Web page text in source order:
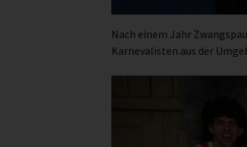
Nach einem Jahr
Karnevalisten aus der